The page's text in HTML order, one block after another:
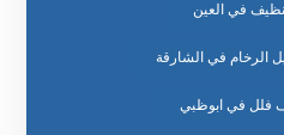
في العين
الرخام في الشارقة
فلل في ابوظبي